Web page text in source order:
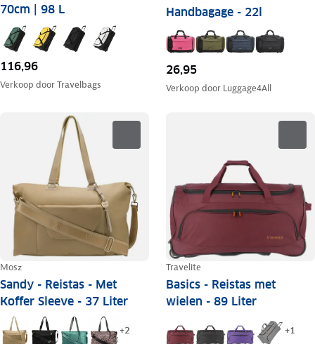
70cm | 98 L
116,96
Verkoop doorTravelbags
Handbagage - 22l
26,95
Verkoop door Luggage4All
Mosz
Sandy - Reistas - Met
Koffer Sleeve - 37 Liter
+2
Travelite
Basics - Reistas met
wielen - 89 Liter
+1